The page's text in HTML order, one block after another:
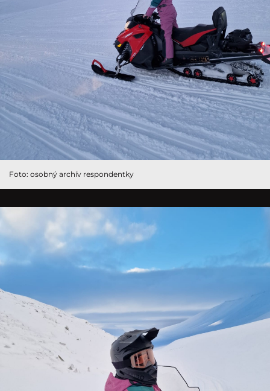
Foto: osobný archív respondentky